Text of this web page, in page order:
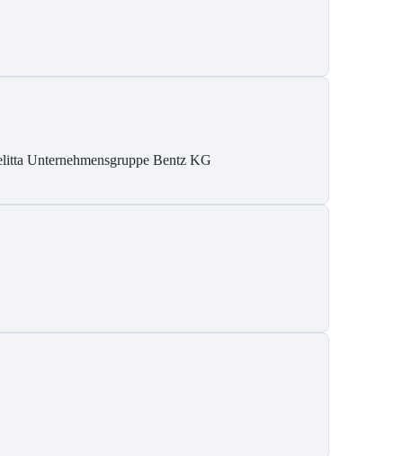
Unternehmensgruppe Bentz KG